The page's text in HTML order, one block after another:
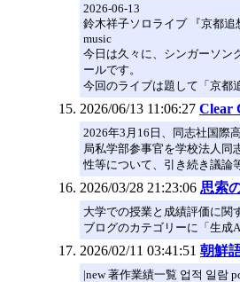
2026-06-13
鈴木祥子ソロライブ 『京都
music
今日は久々に、シンガーソン
ールです。
今回のライブは題して「京都
2026/06/13 11:06:27 Clear
2026年3月16日、同志社国際
局私学部参事官を学校法人同
性等について、引き続き議論
2026/03/28 21:23:06 思索
大学での授業と成績評価に関
ブログのカテゴリーに「生成
2026/02/11 03:41:51 朝鮮
|new 著作業績一覧 업적 일람